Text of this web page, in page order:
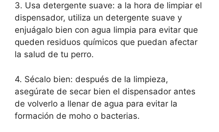
3. Usa detergente suave: a la hora de limpiar el
dispensador, utiliza un detergente suave y
enjuágalo bien con agua limpia para evitar que
queden residuos químicos que puedan afectar
la salud de tu perro.
4. Sécalo bien: después de la limpieza,
asegúrate de secar bien el dispensador antes
de volverlo a llenar de agua para evitar la
formación de moho o bacterias.